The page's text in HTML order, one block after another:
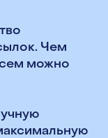
Чем
можно